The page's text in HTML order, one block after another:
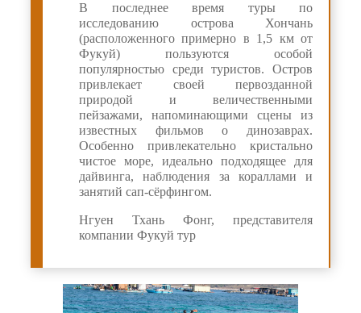
В последнее время туры по
исследованию острова Хончань
(расположенного примерно в 1,5 км от
Фукуй) пользуются особой
популярностью среди туристов. Остров
привлекает своей первозданной
природой и величественными
пейзажами, напоминающими сцены из
известных фильмов о динозаврах.
Особенно привлекательно кристально
чистое море, идеально подходящее для
дайвинга, наблюдения за кораллами и
занятий сап-сёрфингом.
Нгуен Тхань Фонг, представителя
компании Фукуй тур